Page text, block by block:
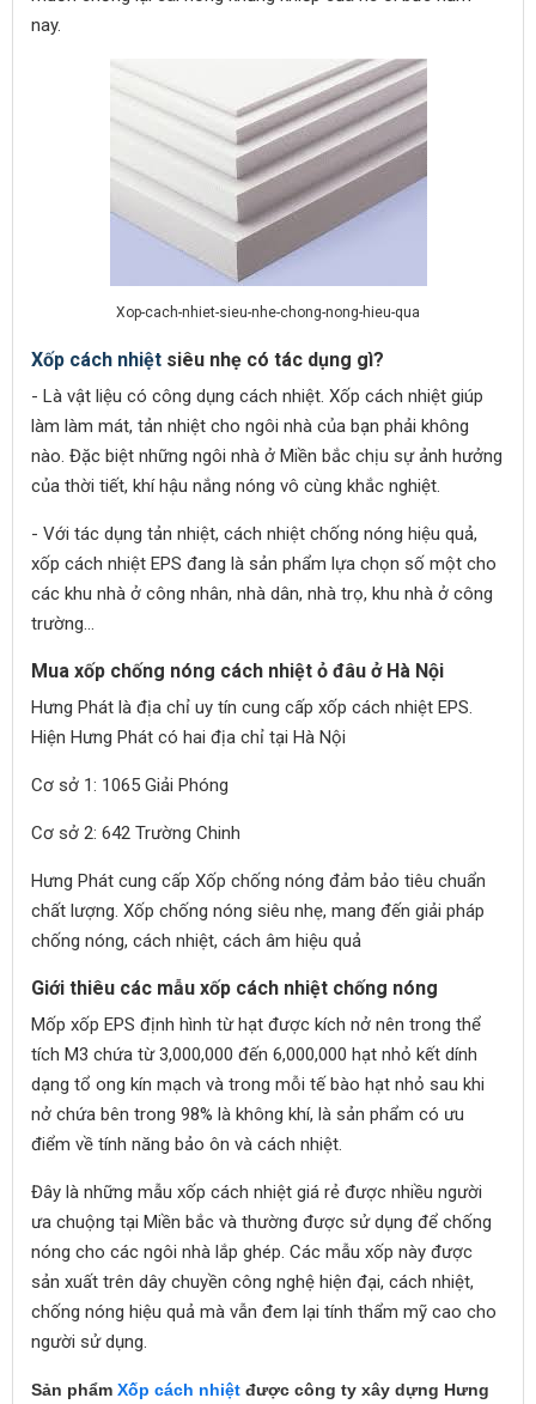
nay.
Xop-cach-nhiet-sieu-nhe-chong-nong-hieu-qua
Xốp cách nhiệt siêu nhẹ có tác dụng gì?
- Là vật liệu có công dụng cách nhiệt. Xốp cách nhiệt giúp
làm làm mát, tản nhiệt cho ngôi nhà của bạn phải không
nào. Đặc biệt những ngôi nhà ở Miền bắc chịu sự ảnh hưởng
của thời tiết, khí hậu nắng nóng vô cùng khắc nghiệt.
- Với tác dụng tản nhiệt, cách nhiệt chống nóng hiệu quả,
xốp cách nhiệt EPS đang là sản phẩm lựa chọn số một cho
các khu nhà ở công nhân, nhà dân, nhà trọ, khu nhà ở công
trường...
Mua xốp chống nóng cách nhiệt ỏ đâu ở Hà Nội
Hưng Phát là địa chỉ uy tín cung cấp xốp cách nhiệt EPS.
Hiện Hưng Phát có hai địa chỉ tại Hà Nội
Cơ sở 1: 1065 Giải Phóng
Cơ sở 2: 642 Trường Chinh
Hưng Phát cung cấp Xốp chống nóng đảm bảo tiêu chuẩn
chất lượng. Xốp chống nóng siêu nhẹ, mang đến giải pháp
chống nóng, cách nhiệt, cách âm hiệu quả
Giới thiêu các mẫu xốp cách nhiệt chống nóng
Mốp xốp EPS định hình từ hạt được kích nở nên trong thể
tích M3 chứa từ 3,000,000 đến 6,000,000 hạt nhỏ kết dính
dạng tổ ong kín mạch và trong mỗi tế bào hạt nhỏ sau khi
nở chứa bên trong 98% là không khí, là sản phẩm có ưu
điểm về tính năng bảo ôn và cách nhiệt.
Đây là những mẫu xốp cách nhiệt giá rẻ được nhiều người
ưa chuộng tại Miền bắc và thường được sử dụng để chống
nóng cho các ngôi nhà lắp ghép. Các mẫu xốp này được
sản xuất trên dây chuyền công nghệ hiện đại, cách nhiệt,
chống nóng hiệu quả mà vẫn đem lại tính thẩm mỹ cao cho
người sử dụng.
Sản phẩm Xốp cách nhiệt được công ty xây dựng Hưng